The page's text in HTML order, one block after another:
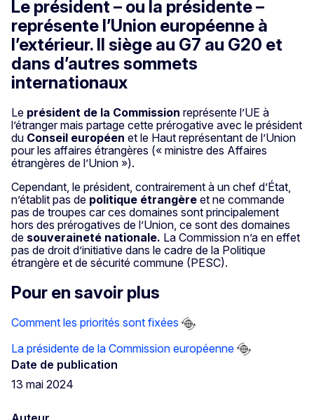
Le président – ou la présidente –
représente l’Union européenne à
l’extérieur. Il siège au G7 au G20 et
dans d’autres sommets
internationaux
Le président de la Commission représente l’UE à
l’étranger mais partage cette prérogative avec le président
du Conseil européen et le Haut représentant de l’Union
pour les affaires étrangères (« ministre des Affaires
étrangères de l’Union »).
Cependant, le président, contrairement à un chef d’État,
n’établit pas de politique étrangère et ne commande
pas de troupes car ces domaines sont principalement
hors des prérogatives de l’Union, ce sont des domaines
de souveraineté nationale. La Commission n’a en effet
pas de droit d’initiative dans le cadre de la Politique
étrangère et de sécurité commune (PESC).
Pour en savoir plus
Comment les priorités sont fixées
La présidente de la Commission européenne
Date de publication
13 mai 2024